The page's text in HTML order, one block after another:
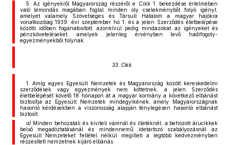
5. Az igényekről Magyarország részéről e Cikk 1. bekezdése értelmében
való lemondás magában foglal minden oly cselekményből folyó igényt,
amelyet valamely Szövetséges és Társult Hatalom a magyar hajókra
vonatkozólag 1939. évi szeptember hó 1. és a jelen Szerződés életbelépése
közötti időben foganatosított, azonkívül pedig mindazokat az igényeket és
pénzköveteléseket, amelyek jelenleg érvényben levő hadifogoly-
egyezményekből folynak.
33. Cikk
1. Amíg egyes Egyesült Nemzetek és Magyarország között kereskedelmi
szerződések vagy egyezmények nem köttetnek, a jelen Szerződés
életbelépését követő 18 hónapon át a magyar kormány a következő elbánást
biztosítja az Egyesült Nemzetek mindegyikének, amely Magyarországnak
hasonló kérdésekben a viszonosság alapján ténylegesen hasonló elbánást
biztosít:
a) Minden behozatali és kiviteli vámnál és illetéknél, a behozott árucikkek
belső megadóztatásánál és mindennemű idetartozó szabályozásnál az
Egyesült Nemzeteket feltétel nélkül megilleti a legtöbb kedvezményben
részesített nemzetnek kijáró elbánás.